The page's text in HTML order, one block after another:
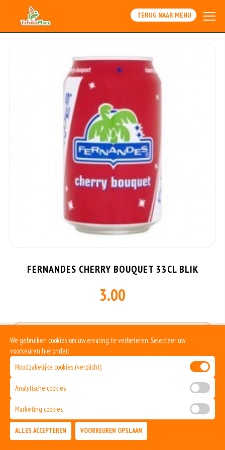
TERUG NAAR MENU
FERNANDES CHERRY BOUQUET 33CL BLIK
3.00
Geen aangegeven allergenen.
We gebruiken cookies om uw ervaring te verbeteren. Selecteer uw
voorkeuren hieronder:
Noodzakelijke cookies (verplicht)
Analytische cookies
Marketing cookies
ALLES ACCEPTEREN VOORKEUREN OPSLAAN